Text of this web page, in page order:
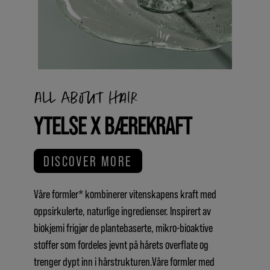
All about hair
YTELSE X BÆREKRAFT
DISCOVER MORE
Våre formler* kombinerer vitenskapens kraft med
oppsirkulerte, naturlige ingredienser. Inspirert av
biokjemi frigjør de plantebaserte, mikro-bioaktive
stoffer som fordeles jevnt på hårets overflate og
trenger dypt inn i hårstrukturen.Våre formler med